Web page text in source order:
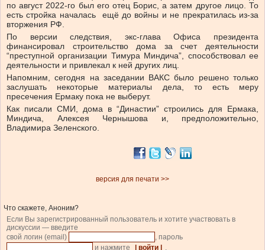
по август 2022-го был его отец Борис, а затем другое лицо. То
есть стройка началась ещё до войны и не прекратилась из-за
вторжения РФ.
По версии следствия, экс-глава Офиса президента
финансировал строительство дома за счет деятельности
“преступной организации Тимура Миндича”, способствовал ее
деятельности и привлекал к ней других лиц.
Напомним, сегодня на заседании ВАКС было решено только
заслушать некоторые материалы дела, то есть меру
пресечения Ермаку пока не выберут.
Как писали СМИ, дома в “Династии” строились для Ермака,
Миндича, Алексея Чернышова и, предположительно,
Владимира Зеленского.
версия для печати >>
Что скажете, Аноним?
Если Вы зарегистрированный пользователь и хотите участвовать в
дискуссии — введите
свой логин (email)
, пароль
и нажмите
| войти |
.